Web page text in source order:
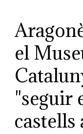
el
"seguir
castells